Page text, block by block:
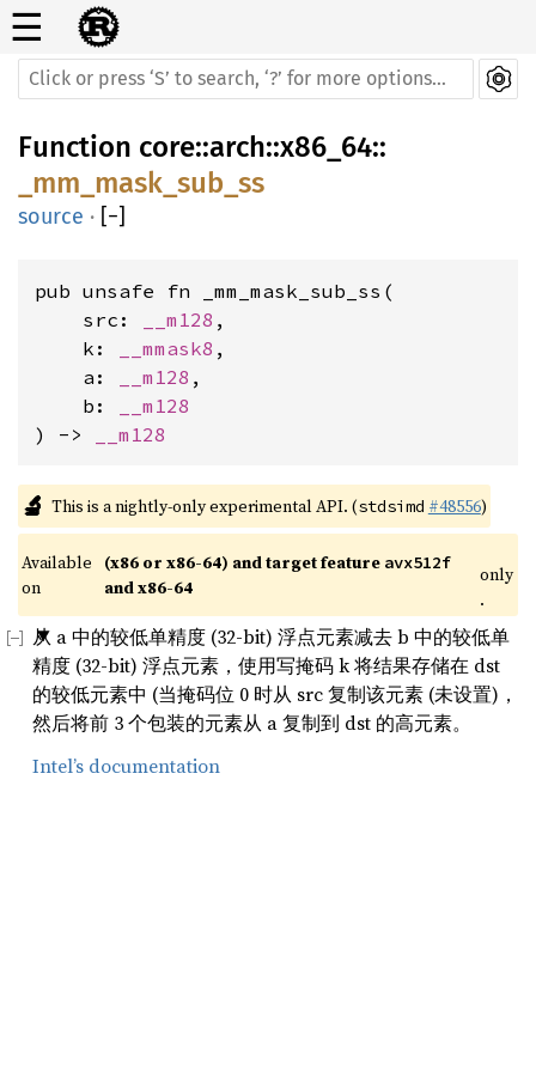
☰
Function core::arch::x86_64::
_mm_mask_sub_ss
source · [−]
pub unsafe fn _mm_mask_sub_ss(
    src:
__m128 ,
    k:
__mmask8 ,
    a:
__m128 ,
    b:
__m128
) ->
__m128
🔬 This is a nightly-only experimental API. (stdsimd #48556)
Available
on
(x86 or x86-64) and target feature avx512f
and x86-64
only
.
从 a 中的较低单精度 (32-bit) 浮点元素减去 b 中的较低单
精度 (32-bit) 浮点元素，使用写掩码 k 将结果存储在 dst
的较低元素中 (当掩码位 0 时从 src 复制该元素 (未设置)，
然后将前 3 个包装的元素从 a 复制到 dst 的高元素。
Intel’s documentation